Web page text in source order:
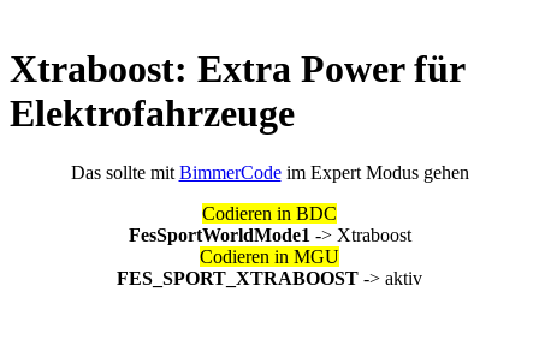
Xtraboost: Extra Power für
Elektrofahrzeuge
Das sollte mit BimmerCodeim Expert Modus gehen
Codieren in BDC
FesSportWorldMode1 -> Xtraboost
Codieren in MGU
FES_SPORT_XTRABOOST -> aktiv